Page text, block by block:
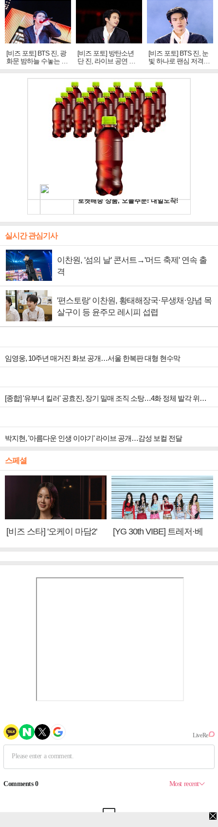
[비즈 포토] BTS 진, 광
화문 밤하늘 수놓는 '비
주얼 킹'의 열창
[비즈 포토] 방탄소년
단 진, 라이브 공연 중
빛나는 독보적 아우라
[비즈 포토] BTS 진, 눈
빛 하나로 팬심 저격…
독보적 카리스마
실시간 관심기사
이찬원, '섬의 날' 콘서트→'머드 축제' 연속 출
격
'편스토랑' 이찬원, 황태해장국·무생채·양념 목
살구이 등 윤주모 레시피 섭렵
임영웅, 10주년 매거진 화보 공개…서울 한복판 대형 현수막
[종합] '유부녀 킬러' 공효진, 장기 밀매 조직 소탕…4화 정체 발각 위기 예고
박지현, '아름다운 인생 이야기' 라이브 공개…감성 보컬 전달
스페셜
[비즈 스타] '오케이 마담2'
[YG 30th VIBE] 트레저·베